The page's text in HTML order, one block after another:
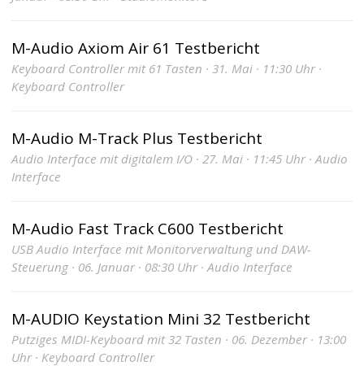
M-Audio Axiom Air 61 Testbericht
Keyboard Controller mit 61 Tasten · 31. Mai · 11:30 Uhr ·
Keyboard Controller
M-Audio M-Track Plus Testbericht
Audio Interface mit digitalem I/O · 27. Mai · 11:45 Uhr · Audio
Interface
M-Audio Fast Track C600 Testbericht
USB Audio Interface mit Monitorverwaltung und DAW-
Steuerung · 06. Januar · 08:30 Uhr · Audio Interface
M-AUDIO Keystation Mini 32 Testbericht
Putziges MIDI-Keyboard mit 32 Tasten · 06. Dezember · 13:00
Uhr · Keyboard Controller